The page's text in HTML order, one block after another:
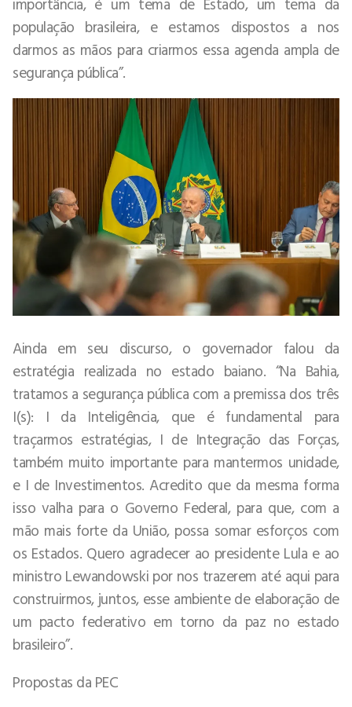
população brasileira, e estamos dispostos a nos
darmos as mãos para criarmos essa agenda ampla de
segurança pública”.
Ainda em seu discurso, o governador falou da
estratégia realizada no estado baiano. “Na Bahia,
tratamos a segurança pública com a premissa dos três
I(s): I da Inteligência, que é fundamental para
traçarmos estratégias, I de Integração das Forças,
também muito importante para mantermos unidade,
e I de Investimentos. Acredito que da mesma forma
isso valha para o Governo Federal, para que, com a
mão mais forte da União, possa somar esforços com
os Estados. Quero agradecer ao presidente Lula e ao
ministro Lewandowski por nos trazerem até aqui para
construirmos, juntos, esse ambiente de elaboração de
um pacto federativo em torno da paz no estado
brasileiro”.
Propostas da PEC